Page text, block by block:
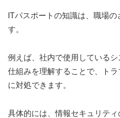
ITパスポートの知識は、職場
す。
例えば、社内で使用している
仕組みを理解することで、ト
に対処できます。
具体的には、情報セキュリテ